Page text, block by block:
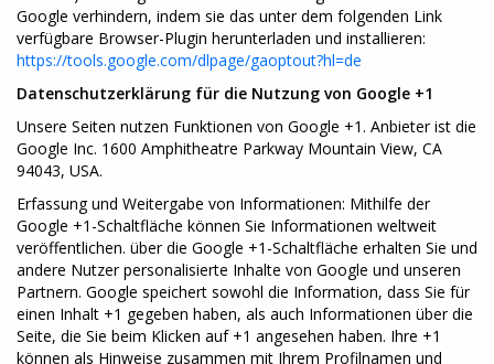
Google verhindern, indem sie das unter dem folgenden Link
verfügbare Browser-Plugin herunterladen und installieren:
https://tools.google.com/dlpage/gaoptout?hl=de
Datenschutzerklärung für die Nutzung von Google +1
Unsere Seiten nutzen Funktionen von Google +1. Anbieter ist die
Google Inc. 1600 Amphitheatre Parkway Mountain View, CA
94043, USA.
Erfassung und Weitergabe von Informationen: Mithilfe der
Google +1-Schaltfläche können Sie Informationen weltweit
veröffentlichen. über die Google +1-Schaltfläche erhalten Sie und
andere Nutzer personalisierte Inhalte von Google und unseren
Partnern. Google speichert sowohl die Information, dass Sie für
einen Inhalt +1 gegeben haben, als auch Informationen über die
Seite, die Sie beim Klicken auf +1 angesehen haben. Ihre +1
können als Hinweise zusammen mit Ihrem Profilnamen und